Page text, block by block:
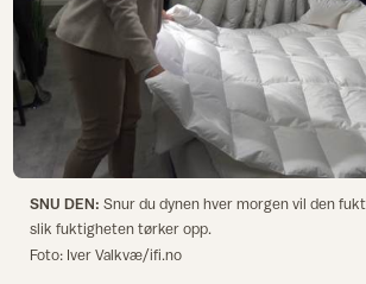
SNU DEN: Snur du dynen hver morgen vil den
slik fuktigheten tørker opp.
Foto: Iver Valkvæ/ifi.no